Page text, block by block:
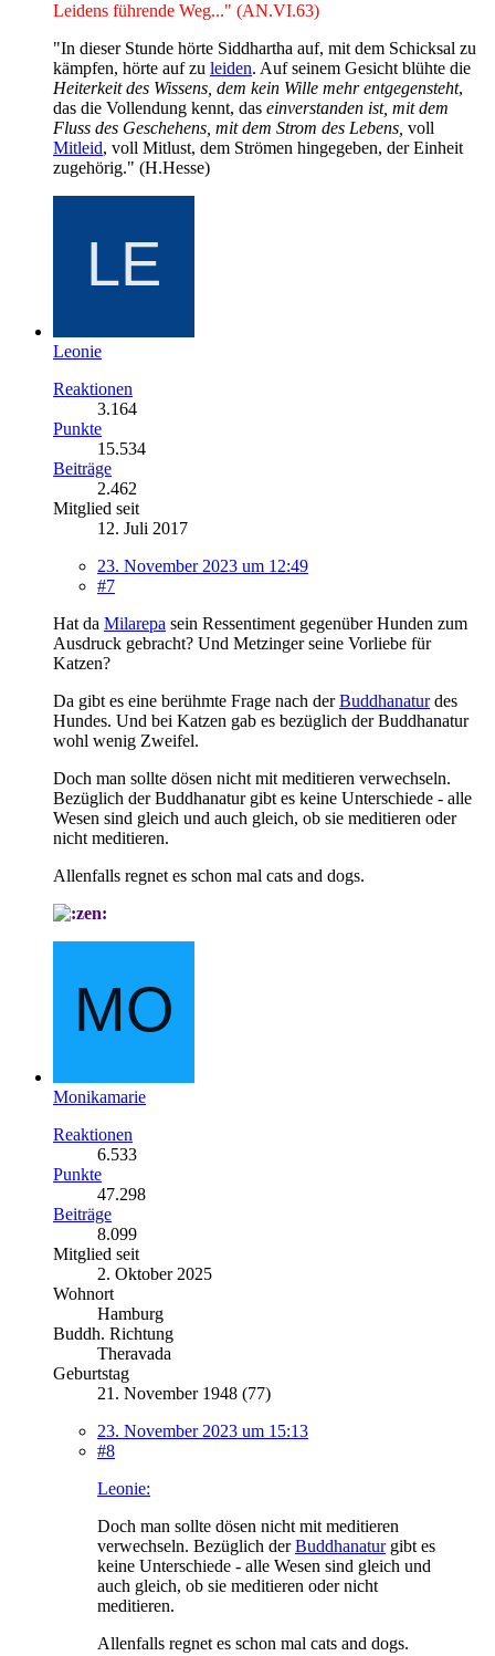
Leidens führende Weg..." (AN.VI.63)
"In dieser Stunde hörte Siddhartha auf, mit dem Schicksal zu
kämpfen, hörte auf zu leiden. Auf seinem Gesicht blühte die
Heiterkeit des Wissens, dem kein Wille mehr entgegensteht,
das die Vollendung kennt, das einverstanden ist, mit dem
Fluss des Geschehens, mit dem Strom des Lebens, voll
Mitleid, voll Mitlust, dem Strömen hingegeben, der Einheit
zugehörig." (H.Hesse)
Leonie
Reaktionen
3.164
Punkte
15.534
Beiträge
2.462
Mitglied seit
12. Juli 2017
23. November 2023 um 12:49
#7
Hat da Milarepa sein Ressentiment gegenüber Hunden zum
Ausdruck gebracht? Und Metzinger seine Vorliebe für
Katzen?
Da gibt es eine berühmte Frage nach derBuddhanaturdes
Hundes. Und bei Katzen gab es bezüglich der Buddhanatur
wohl wenig Zweifel.
Doch man sollte dösen nicht mit meditieren verwechseln.
Bezüglich der Buddhanatur gibt es keine Unterschiede - alle
Wesen sind gleich und auch gleich, ob sie meditieren oder
nicht meditieren.
Allenfalls regnet es schon mal cats and dogs.
Monikamarie
Reaktionen
6.533
Punkte
47.298
Beiträge
8.099
Mitglied seit
2. Oktober 2025
Wohnort
Hamburg
Buddh. Richtung
Theravada
Geburtstag
21. November 1948 (77)
23. November 2023 um 15:13
#8
Leonie:
Doch man sollte dösen nicht mit meditieren
verwechseln. Bezüglich derBuddhanaturgibt es
keine Unterschiede - alle Wesen sind gleich und
auch gleich, ob sie meditieren oder nicht
meditieren.
Allenfalls regnet es schon mal cats and dogs.